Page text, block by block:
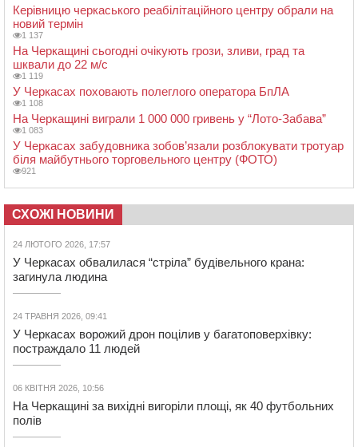
Керівницю черкаського реабілітаційного центру обрали на
новий термін
1 137
На Черкащині сьогодні очікують грози, зливи, град та
шквали до 22 м/с
1 119
У Черкасах поховають полеглого оператора БпЛА
1 108
На Черкащині виграли 1 000 000 гривень у “Лото-Забава”
1 083
У Черкасах забудовника зобов’язали розблокувати тротуар
біля майбутнього торговельного центру (ФОТО)
921
СХОЖІ НОВИНИ
24 ЛЮТОГО 2026, 17:57
У Черкасах обвалилася “стріла” будівельного крана:
загинула людина
24 ТРАВНЯ 2026, 09:41
У Черкасах ворожий дрон поцілив у багатоповерхівку:
постраждало 11 людей
06 КВІТНЯ 2026, 10:56
На Черкащині за вихідні вигоріли площі, як 40 футбольних
полів